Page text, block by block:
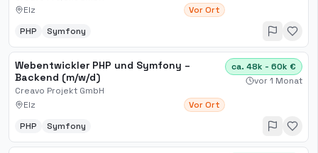
Elz
Vor Ort
PHP Symfony
Webentwickler PHP und Symfony –
Backend (m/w/d)
Creavo Projekt GmbH
Elz
Vor Ort
ca. 48k - 60k €
vor 1 Monat
PHP Symfony